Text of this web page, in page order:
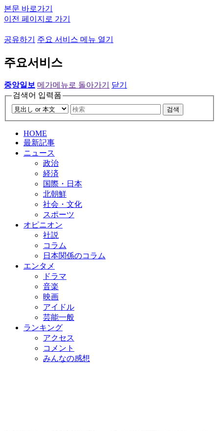
본문 바로가기
이전 페이지로 가기
공유하기 주요 서비스 메뉴 열기
주요서비스
중앙일보 메가메뉴로 돌아가기
닫기
검색어 입력폼
검색
HOME
最新記事
ニュース
政治
経済
国際・日本
北朝鮮
社会・文化
スポーツ
オピニオン
社説
コラム
日本関係のコラム
エンタメ
ドラマ
音楽
映画
アイドル
芸能一般
ランキング
アクセス
コメント
みんなの感想